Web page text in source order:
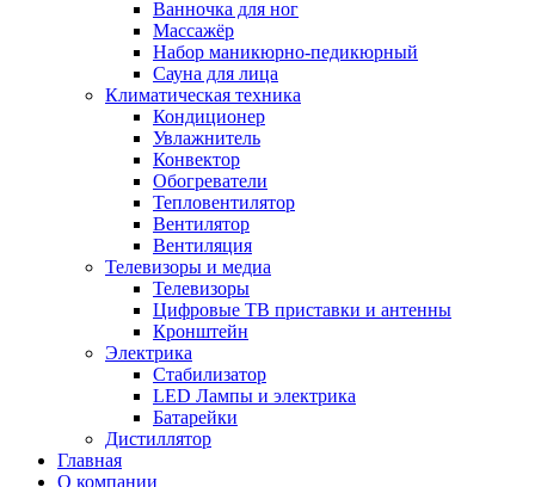
Ванночка для ног
Массажёр
Набор маникюрно-педикюрный
Сауна для лица
Климатическая техника
Кондиционер
Увлажнитель
Конвектор
Обогреватели
Тепловентилятор
Вентилятор
Вентиляция
Телевизоры и медиа
Телевизоры
Цифровые ТВ приставки и антенны
Кронштейн
Электрика
Стабилизатор
LED Лампы и электрика
Батарейки
Дистиллятор
Главная
О компании